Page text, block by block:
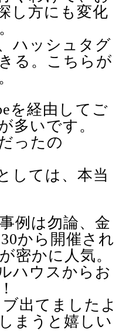
し方にも変化
ハッシュタグ
る。こちらが
を経由してご
多いです。
ったの
しては、本当
例は勿論、金
から開催され
密かに人気。
ハウスからお
出てましたよ
まうと嬉しい